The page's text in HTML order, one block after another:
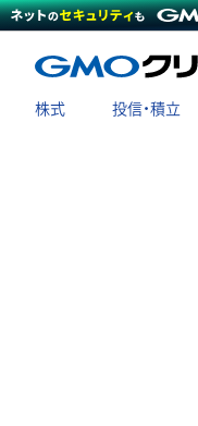
株式 投信・積立